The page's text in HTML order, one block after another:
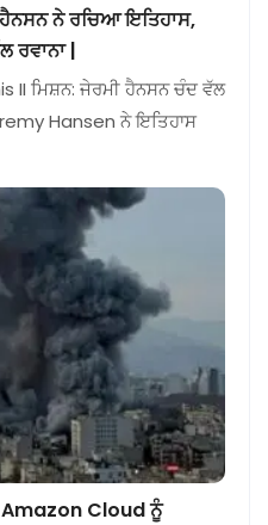
ਨੇ ਰਚਿਆ ਇਤਿਹਾਸ,
ਰਵਾਨਾ |
II ਮਿਸ਼ਨ: ਜੇਰਮੀ ਹੈਨਸਨ ਚੰਦ ਵੱਲ
Hansen ਨੇ ਇਤਿਹਾਸ
Amazon Cloud ਨੂੰ